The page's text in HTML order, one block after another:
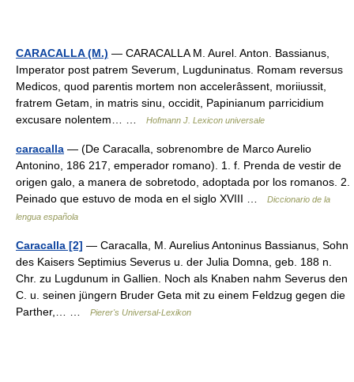
CARACALLA (M.) — CARACALLA M. Aurel. Anton. Bassianus,
Imperator post patrem Severum, Lugduninatus. Romam reversus
Medicos, quod parentis mortem non accelerâssent, moriiussit,
fratrem Getam, in matris sinu, occidit, Papinianum parricidium
excusare nolentem… …
Hofmann J. Lexicon universale
caracalla — (De Caracalla, sobrenombre de Marco Aurelio
Antonino, 186 217, emperador romano). 1. f. Prenda de vestir de
origen galo, a manera de sobretodo, adoptada por los romanos. 2.
Peinado que estuvo de moda en el siglo XVIII …
Diccionario de la
lengua española
Caracalla [2] — Caracalla, M. Aurelius Antoninus Bassianus, Sohn
des Kaisers Septimius Severus u. der Julia Domna, geb. 188 n.
Chr. zu Lugdunum in Gallien. Noch als Knaben nahm Severus den
C. u. seinen jüngern Bruder Geta mit zu einem Feldzug gegen die
Parther,… …
Pierer's Universal-Lexikon